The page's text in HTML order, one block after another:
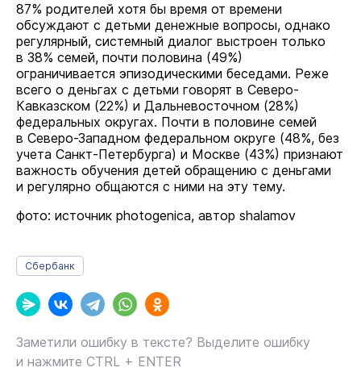
87% родителей хотя бы время от времени
обсуждают с детьми денежные вопросы, однако
регулярный, системный диалог выстроен только
в 38% семей, почти половина (49%)
ограничивается эпизодическими беседами. Реже
всего о деньгах с детьми говорят в Северо-
Кавказском (22%) и Дальневосточном (28%)
федеральных округах. Почти в половине семей
в Северо-Западном федеральном округе (48%, без
учета Санкт-Петербурга) и Москве (43%) признают
важность обучения детей обращению с деньгами
и регулярно общаются с ними на эту тему.
фото: источник photogenica, автор shalamov
Сбербанк
Заметили ошибку в тексте? Выделите ошибку
и нажмите CTRL + ENTER